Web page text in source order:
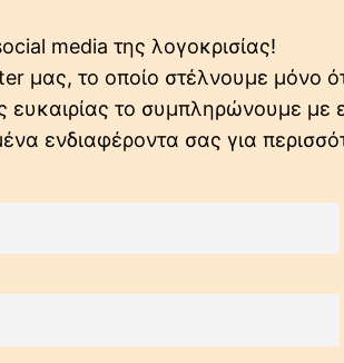
media της λογοκρισίας!
μας, το οποίο στέλνουμε μόνο
ευκαιρίας το συμπληρώνουμε με
ενδιαφέροντα σας για